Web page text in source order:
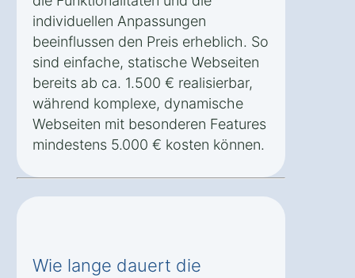
individuellen Anpassungen
beeinflussen den Preis erheblich. So
sind einfache, statische Webseiten
bereits ab ca. 1.500 € realisierbar,
während komplexe, dynamische
Webseiten mit besonderen Features
mindestens 5.000 € kosten können.
Wie lange dauert die